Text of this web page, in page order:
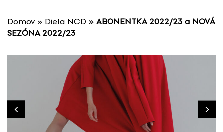
Domov » Diela NCD » ABONENTKA 2022/23 a NOVÁ
SEZÓNA 2022/23